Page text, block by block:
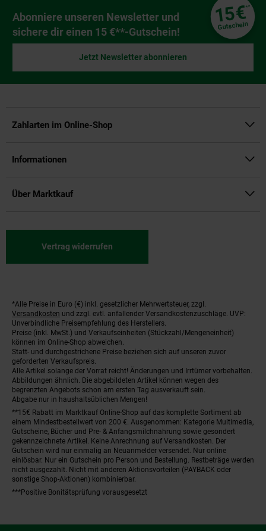
Newsletter Anmeldung
Abonniere unseren Newsletter und
sichere dir einen 15 €**-Gutschein!
15€**
Gutschein
Jetzt Newsletter abonnieren
Zahlarten im Online-Shop
Informationen
Über Marktkauf
Vertrag widerrufen
Fußnoten
*Alle Preise in Euro (€) inkl. gesetzlicher Mehrwertsteuer, zzgl.
Versandkosten und zzgl. evtl. anfallender Versandkostenzuschläge. UVP:
Unverbindliche Preisempfehlung des Herstellers.
Preise (inkl. MwSt.) und Verkaufseinheiten (Stückzahl/Mengeneinheit)
können im Online-Shop abweichen.
Statt- und durchgestrichene Preise beziehen sich auf unseren zuvor
geforderten Verkaufspreis.
Alle Artikel solange der Vorrat reicht! Änderungen und Irrtümer vorbehalten.
Abbildungen ähnlich. Die abgebildeten Artikel können wegen des
begrenzten Angebots schon am ersten Tag ausverkauft sein.
Abgabe nur in haushaltsüblichen Mengen!
**15€ Rabatt im Marktkauf Online-Shop auf das komplette Sortiment ab
einem Mindestbestellwert von 200 €. Ausgenommen: Kategorie Multimedia,
Gutscheine, Bücher und Pre- & Anfangsmilchnahrung sowie gesondert
gekennzeichnete Artikel. Keine Anrechnung auf Versandkosten. Der
Gutschein wird nur einmalig an Neuanmelder versendet. Nur online
einlösbar. Nur ein Gutschein pro Person und Bestellung. Restbeträge werden
nicht ausgezahlt. Nicht mit anderen Aktionsvorteilen (PAYBACK oder
sonstige Shop-Aktionen) kombinierbar.
***Positive Bonitätsprüfung vorausgesetzt